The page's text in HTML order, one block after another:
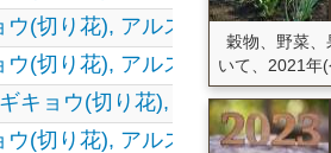
ウ(切り花), アルストロメリア(切
ウ(切り花), アルストロメリア(切
キョウ(切り花),
ウ(切り花), アルストロメリア(切
穀物、野菜
いて、2021年(